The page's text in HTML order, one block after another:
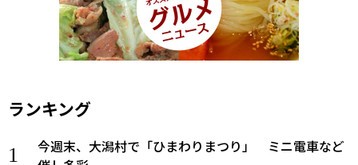
ランキング
今週末、大潟村で「ひまわりまつり」 ミニ電車など